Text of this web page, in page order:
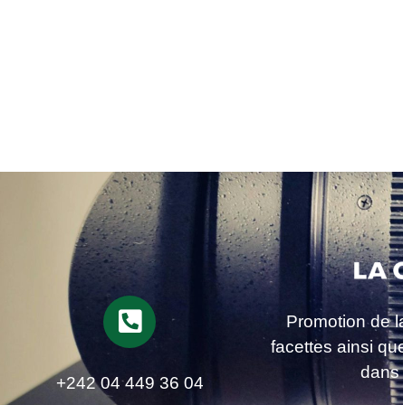
+242 04 449 36 04
Promotion de
facettes ainsi
dans